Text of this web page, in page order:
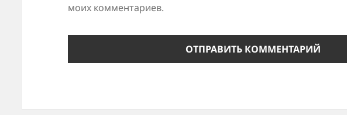
моих комментариев.